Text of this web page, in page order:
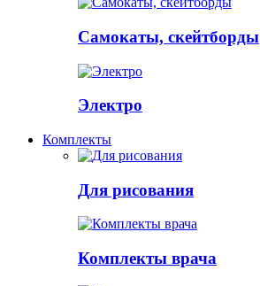
Самокаты, скейтборды
Электро
Комплекты
Для рисования
Комплекты врача